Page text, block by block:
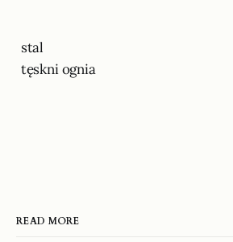
stal
tęskni ognia
READ MORE